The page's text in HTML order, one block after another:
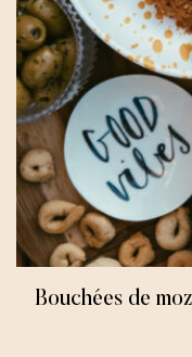
Bouchées de